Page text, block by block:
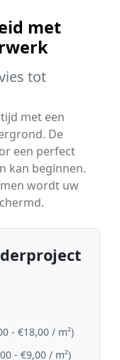
met
tot
met een
De
een perfect
kan beginnen.
wordt uw
- €18,00 / m²)
- €9,00 / m²)